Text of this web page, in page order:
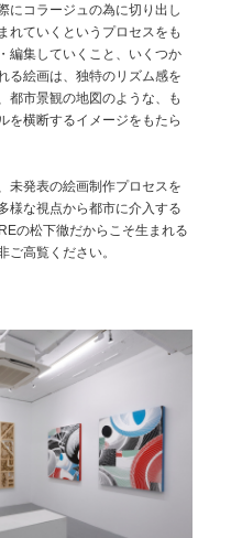
にコラージュの為に切り出し
れていくというプロセスをも
編集していくこと、いくつか
る絵画は、独特のリズム感を
都市景観の地図のような、も
を横断するイメージをもたら
未発表の絵画制作プロセスを
様な視点から都市に介入する
の松下徹だからこそ生まれる
ご高覧ください。